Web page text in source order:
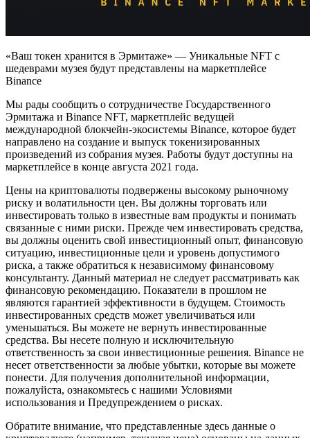
«Ваш токен хранится в Эрмитаже» — Уникальные NFT с
шедеврами музея будут представлены на маркетплейсе
Binance
Мы рады сообщить о сотрудничестве Государственного
Эрмитажа и Binance NFT, маркетплейс ведущей
международной блокчейн-экосистемы Binance, которое будет
направлено на создание и выпуск токенизированных
произведений из собрания музея. Работы будут доступны на
маркетплейсе в конце августа 2021 года.
Цены на криптовалюты подвержены высокому рыночному
риску и волатильности цен. Вы должны торговать или
инвестировать только в известные вам продукты и понимать
связанные с ними риски. Прежде чем инвестировать средства,
вы должны оценить свой инвестиционный опыт, финансовую
ситуацию, инвестиционные цели и уровень допустимого
риска, а также обратиться к независимому финансовому
консультанту. Данный материал не следует рассматривать как
финансовую рекомендацию. Показатели в прошлом не
являются гарантией эффективности в будущем. Стоимость
инвестированных средств может увеличиваться или
уменьшаться. Вы можете не вернуть инвестированные
средства. Вы несете полную и исключительную
ответственность за свои инвестиционные решения. Binance не
несет ответственности за любые убытки, которые вы можете
понести. Для получения дополнительной информации,
пожалуйста, ознакомьтесь с нашими Условиями
использования и Предупреждением о рисках.
Обратите внимание, что представленные здесь данные о